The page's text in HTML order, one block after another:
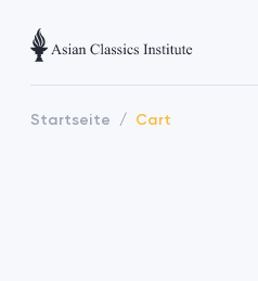
Startseite Cart